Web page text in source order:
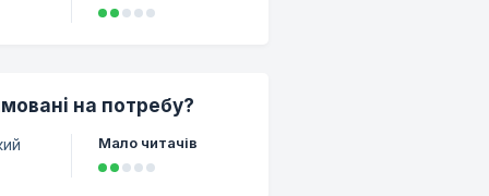
на потребу?
Мало читачів